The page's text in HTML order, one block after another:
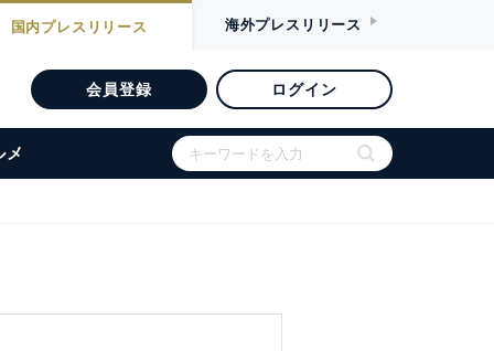
国内プレスリリース 海外プレスリリース
会員登録 ログイン
メ